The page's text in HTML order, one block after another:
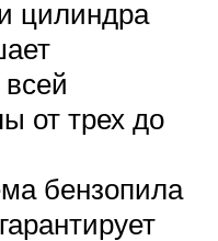
цилиндра
от трех до
бензопила